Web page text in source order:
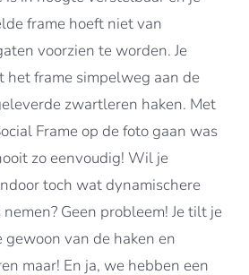
frame hoeft niet van
voorzien te worden. Je
het frame simpelweg aan de
zwartleren haken. Met
Frame op de foto gaan was
zo eenvoudig! Wil je
toch wat dynamischere
Geen probleem! Je tilt je
gewoon van de haken en
maar! En ja, we hebben een